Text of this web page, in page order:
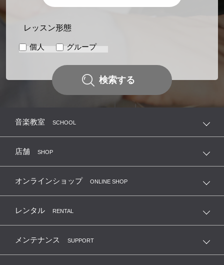
レッスン形態
個人 グループ
検索する
音楽教室 SCHOOL
店舗 SHOP
オンラインショップ ONLINE SHOP
レンタル RENTAL
メンテナンス SUPPORT